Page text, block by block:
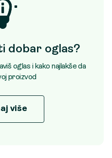
dobar oglas?
oglas i kako najlakše da
proizvod
više